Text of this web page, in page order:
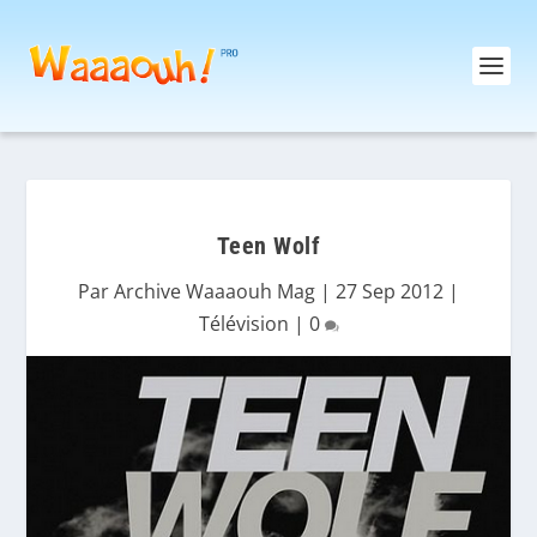
Teen Wolf
ParArchive Waaaouh Mag | 27 Sep 2012 |
Télévision | 0